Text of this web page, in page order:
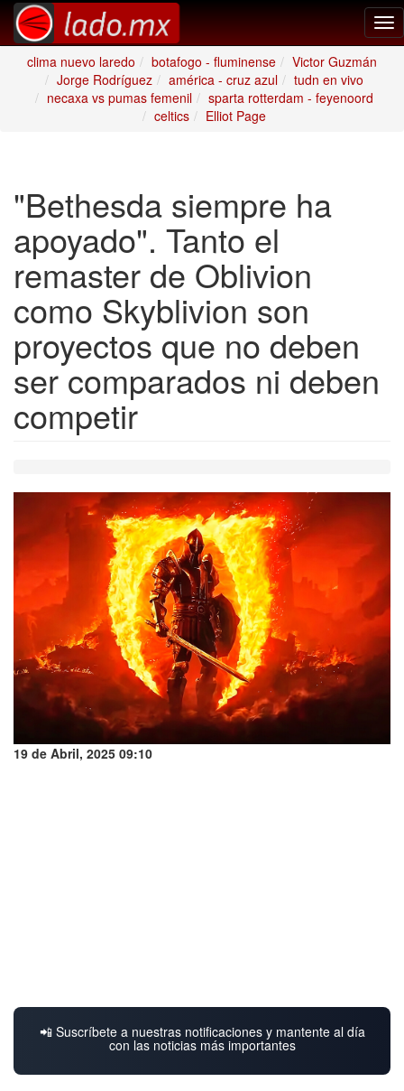
clima nuevo laredo
botafogo - fluminense
Victor Guzmán
Jorge Rodríguez
américa - cruz azul
tudn en vivo
necaxa vs pumas femenil
sparta rotterdam - feyenoord
celtics
Elliot Page
"Bethesda siempre ha
apoyado". Tanto el
remaster de Oblivion
como Skyblivion son
proyectos que no deben
ser comparados ni deben
competir
19 de Abril, 2025 09:10
📲 Suscríbete a nuestras notificaciones y mantente al día
con las noticias más importantes